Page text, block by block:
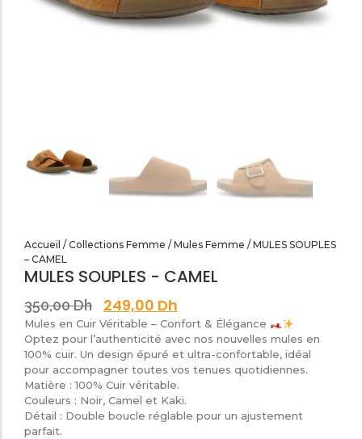
SANDALES PLATES & MEDICALES FEMME
Accueil / Collections Femme / Mules Femme / MULES SOUPLES
– CAMEL
MULES SOUPLES - CAMEL
350,00Dh 249,00 Dh
Mules en Cuir Véritable – Confort & Élégance
​Optez pour l’authenticité avec nos nouvelles mules en
100% cuir. Un design épuré et ultra-confortable, idéal
pour accompagner toutes vos tenues quotidiennes.
​Matière : 100% Cuir véritable.
​Couleurs : Noir, Camel et Kaki.
​Détail : Double boucle réglable pour un ajustement
parfait.